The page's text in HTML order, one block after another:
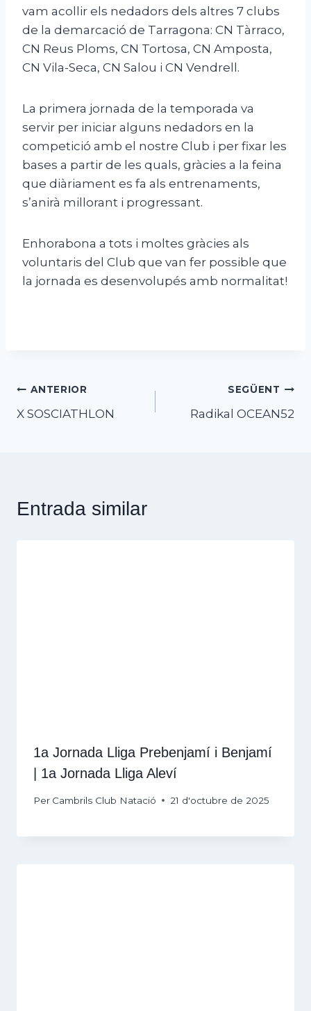
vam acollir els nedadors dels altres 7 clubs
de la demarcació de Tarragona: CN Tàrraco,
CN Reus Ploms, CN Tortosa, CN Amposta,
CN Vila-Seca, CN Salou i CN Vendrell.
La primera jornada de la temporada va
servir per iniciar alguns nedadors en la
competició amb el nostre Club i per fixar les
bases a partir de les quals, gràcies a la feina
que diàriament es fa als entrenaments,
s’anirà millorant i progressant.
Enhorabona a tots i moltes gràcies als
voluntaris del Club que van fer possible que
la jornada es desenvolupés amb normalitat!
Navegació
d'entrades
ANTERIOR
X SOSCIATHLON
SEGÜENT
Radikal OCEAN52
Entrada similar
1a Jornada Lliga Prebenjamí i Benjamí
| 1a Jornada Lliga Aleví
Per Cambrils Club Natació 21 d'octubre de 2025